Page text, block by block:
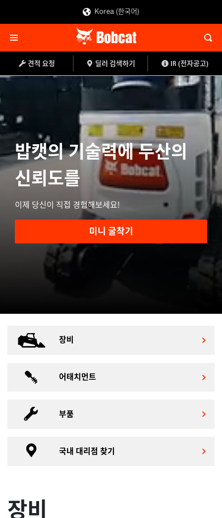
Korea (한국어)
견적 요청 딜러 검색하기 IR (전자공고)
밥캣의 기술력에 두산의
신뢰도를
이제 당신이 직접 경험해보세요!
미니 굴착기
장비
어태치먼트
부품
국내 대리점 찾기
장비